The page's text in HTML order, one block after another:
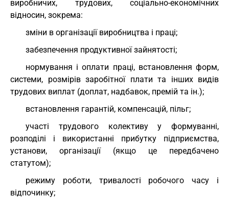
виробничих, трудових, соціально-економічних
відносин, зокрема:
зміни в організації виробництва і праці;
забезпечення продуктивної зайнятості;
нормування і оплати праці, встановлення форм,
системи, розмірів заробітної плати та інших видів
трудових виплат (доплат, надбавок, премій та ін.);
встановлення гарантій, компенсацій, пільг;
участі трудового колективу у формуванні,
розподілі і використанні прибутку підприємства,
установи, організації (якщо це передбачено
статутом);
режиму роботи, тривалості робочого часу і
відпочинку;